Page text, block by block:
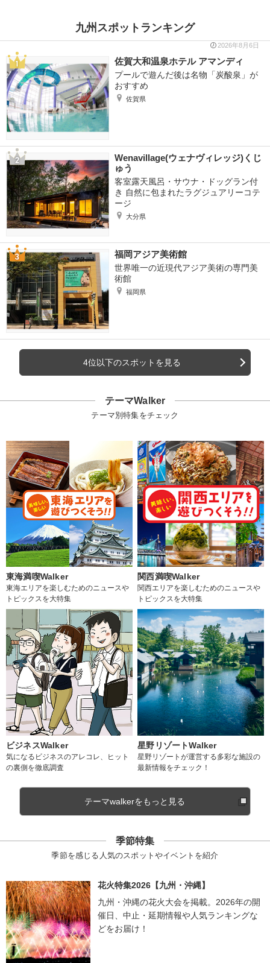
九州スポットランキング
2026年8月6日
佐賀大和温泉ホテル アマンディ
プールで遊んだ後は名物「炭酸泉」が
おすすめ
佐賀県
Wenavillage(ウェナヴィレッジ)くじ
ゅう
客室露天風呂・サウナ・ドッグラン付
き 自然に包まれたラグジュアリーコテ
ージ
大分県
福岡アジア美術館
世界唯一の近現代アジア美術の専門美
術館
福岡県
4位以下のスポットを見る
テーマWalker
テーマ別特集をチェック
東海満喫Walker
東海エリアを楽しむためのニュースや
トピックスを大特集
関西満喫Walker
関西エリアを楽しむためのニュースや
トピックスを大特集
ビジネスWalker
気になるビジネスのアレコレ、ヒット
の裏側を徹底調査
星野リゾートWalker
星野リゾートが運営する多彩な施設の
最新情報をチェック！
テーマwalkerをもっと見る
季節特集
季節を感じる人気のスポットやイベントを紹介
花火特集2026【九州・沖縄】
九州・沖縄の花火大会を掲載。2026年の開
催日、中止・延期情報や人気ランキングな
どをお届け！